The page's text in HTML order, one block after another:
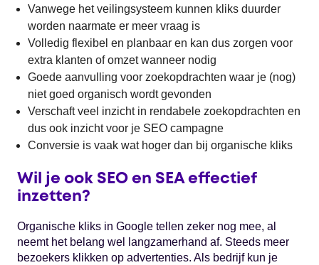
Vanwege het veilingsysteem kunnen kliks duurder
worden naarmate er meer vraag is
Volledig flexibel en planbaar en kan dus zorgen voor
extra klanten of omzet wanneer nodig
Goede aanvulling voor zoekopdrachten waar je (nog)
niet goed organisch wordt gevonden
Verschaft veel inzicht in rendabele zoekopdrachten en
dus ook inzicht voor je SEO campagne
Conversie is vaak wat hoger dan bij organische kliks
Wil je ook SEO en SEA effectief
inzetten?
Organische kliks in Google tellen zeker nog mee, al
neemt het belang wel langzamerhand af. Steeds meer
bezoekers klikken op advertenties. Als bedrijf kun je